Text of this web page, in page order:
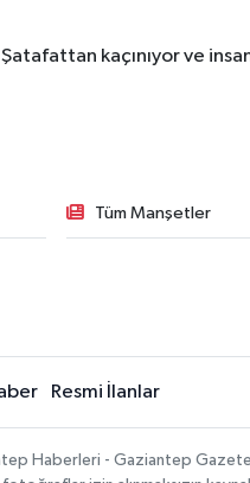
kaçınıyor ve
Tüm Manşetler
Resmi İlanlar
Haberleri - Gaziantep